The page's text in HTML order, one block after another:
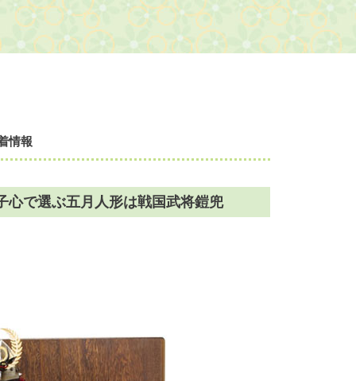
情報
心で選ぶ五月人形は戦国武将鎧兜